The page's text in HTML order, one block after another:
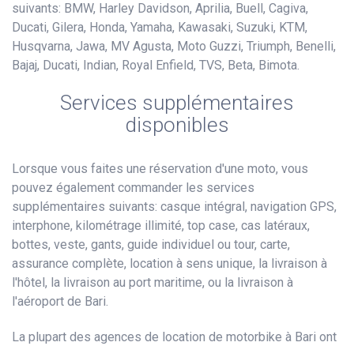
suivants: BMW, Harley Davidson, Aprilia, Buell, Cagiva,
Ducati, Gilera, Honda, Yamaha, Kawasaki, Suzuki, KTM,
Husqvarna, Jawa, MV Agusta, Moto Guzzi, Triumph, Benelli,
Bajaj, Ducati, Indian, Royal Enfield, TVS, Beta, Bimota.
Services supplémentaires
disponibles
Lorsque vous faites une réservation d'une moto, vous
pouvez également commander les services
supplémentaires suivants: casque intégral, navigation GPS,
interphone, kilométrage illimité, top case, cas latéraux,
bottes, veste, gants, guide individuel ou tour, carte,
assurance complète, location à sens unique, la livraison à
l'hôtel, la livraison au port maritime, ou la livraison à
l'aéroport de Bari.
La plupart des agences de location de motorbike à Bari ont